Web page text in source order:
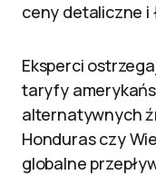
ceny detaliczne i
Eksperci
taryfy
alternatywnych
Honduras czy
globalne